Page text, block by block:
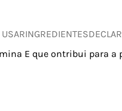
INGREDIENTES
E que ontribui para